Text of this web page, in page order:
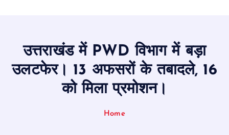
उत्तराखंड में PWD विभाग में बड़ा
उलटफेर। 13 अफसरों के तबादले, 16
को मिला प्रमोशन।
Home